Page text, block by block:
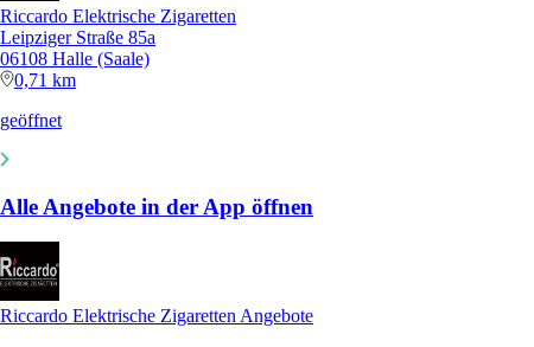
Riccardo Elektrische Zigaretten
Leipziger Straße 85a
06108 Halle (Saale)
0,71 km
geöffnet
Alle Angebote in der App öffnen
Riccardo Elektrische Zigaretten Angebote